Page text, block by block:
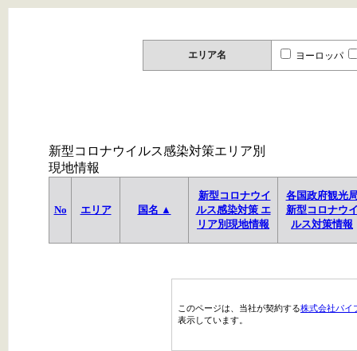
エリア名 ヨーロッパ
新型コロナウイルス感染対策エリア別
現地情報
No エリア 国名 ▲
新型コロナウイ
ルス感染対策 エ
リア別現地情報
各国政府観光
新型コロナウ
ルス対策情報
このページは、当社が契約する株式会社パイ
表示しています。